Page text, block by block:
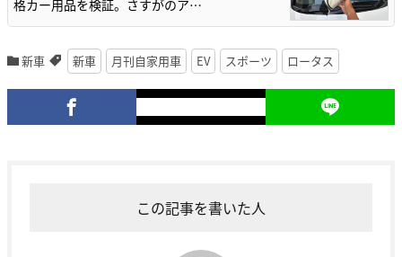
格カー用品を検証。さすがのア…
新車 新車 月刊自家用車 EV スポーツ ロータス
この記事を書いた人